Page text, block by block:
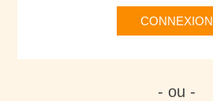
CONNEXION
- ou -